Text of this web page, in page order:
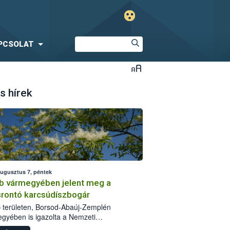
hírek
7, péntek
vármegyében jelent meg a
karcsúdíszbogár
területen, Borsod-Abaúj-Zemplén
is igazolta a Nemzeti
biztonsági Hivatal (Nébih) a